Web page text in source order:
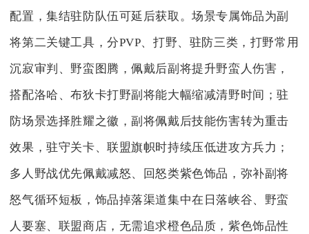
配置，集结驻防队伍可延后获取。场景专属饰品为副
将第二关键工具，分PVP、打野、驻防三类，打野常用
沉寂审判、野蛮图腾，佩戴后副将提升野蛮人伤害，
搭配洛哈、布狄卡打野副将能大幅缩减清野时间；驻
防场景选择胜耀之徽，副将佩戴后技能伤害转为重击
效果，驻守关卡、联盟旗帜时持续压低进攻方兵力；
多人野战优先佩戴减怒、回怒类紫色饰品，弥补副将
怒气循环短板，饰品掉落渠道集中在日落峡谷、野蛮
人要塞、联盟商店，无需追求橙色品质，紫色饰品性